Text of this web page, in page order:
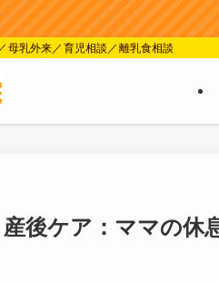
母乳外来／育児相談／離乳食相談
産後ケア：ママの